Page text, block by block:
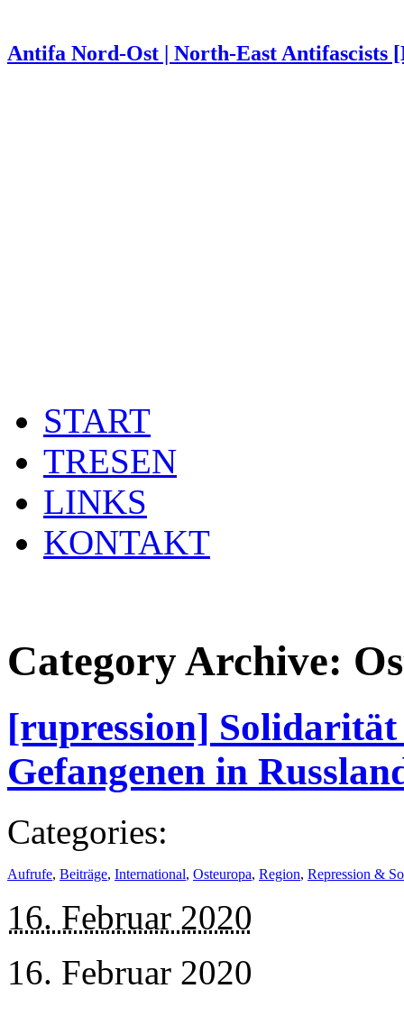
Antifa Nord-Ost | North-East Antifascists
START
TRESEN
LINKS
KONTAKT
Category Archive:
[rupression]
Gefangenen in
Categories:
Aufrufe, Beiträge, International, Osteuropa, Region, Repression &
16. Februar 2020
16. Februar 2020